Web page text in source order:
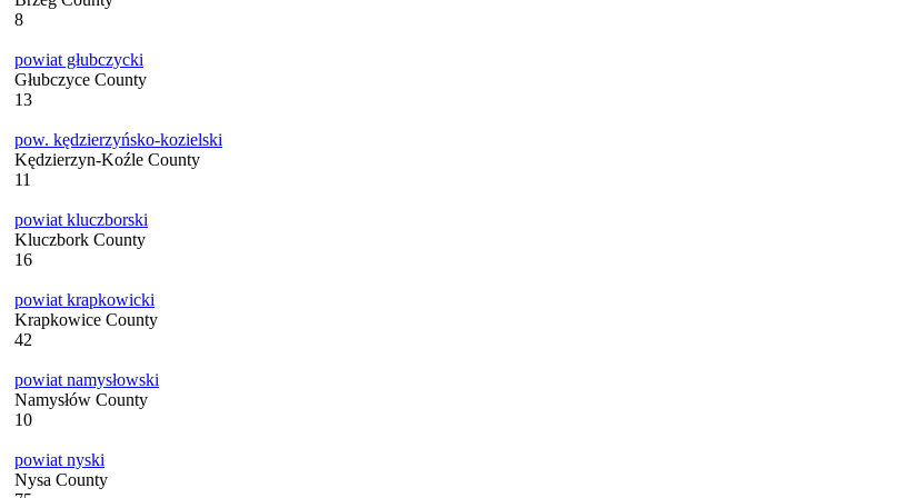
8
powiat głubczycki
Głubczyce County
13
pow. kędzierzyńsko-kozielski
Kędzierzyn-Koźle County
11
powiat kluczborski
Kluczbork County
16
powiat krapkowicki
Krapkowice County
42
powiat namysłowski
Namysłów County
10
powiat nyski
Nysa County